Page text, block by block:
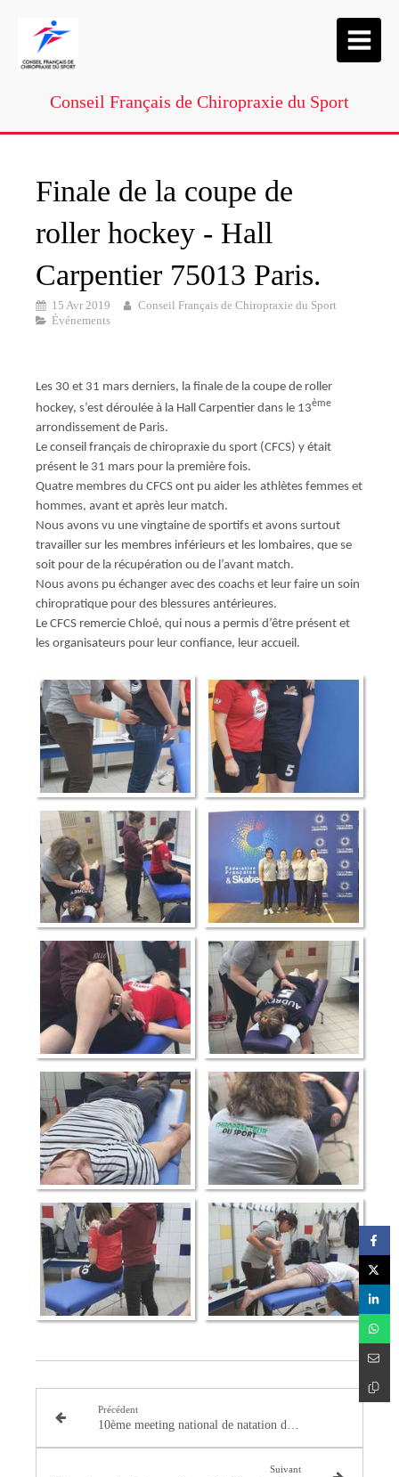
Conseil Français de Chiropraxie du Sport
Finale de la coupe de
roller hockey - Hall
Carpentier 75013 Paris.
15 Avr 2019
Conseil Français de Chiropraxie du Sport
Événements
Les 30 et 31 mars derniers, la finale de la coupe de roller
hockey, s’est déroulée à la Hall Carpentier dans le 13ème
arrondissement de Paris.
Le conseil français de chiropraxie du sport (CFCS) y était
présent le 31 mars pour la première fois.
Quatre membres du CFCS ont pu aider les athlètes femmes et
hommes, avant et après leur match.
Nous avons vu une vingtaine de sportifs et avons surtout
travailler sur les membres inférieurs et les lombaires, que se
soit pour de la récupération ou de l’avant match.
Nous avons pu échanger avec des coachs et leur faire un soin
chiropratique pour des blessures antérieures.
Le CFCS remercie Chloé, qui nous a permis d’être présent et
les organisateurs pour leur confiance, leur accueil.
Précédent
Suivant